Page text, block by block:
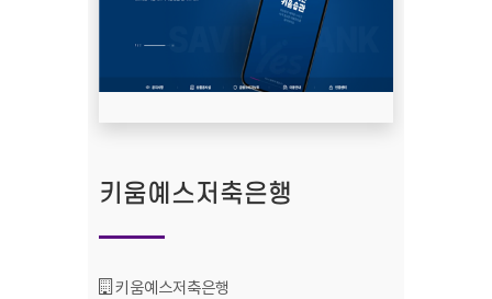
키움예스저축은행
기관명 :
키움예스저축은행